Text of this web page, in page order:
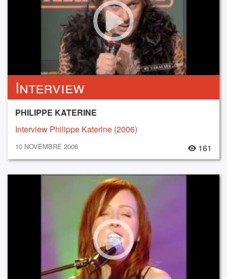
Interview
PHILIPPE KATERINE
Interview Philippe Katerine (2006)
10 NOVEMBRE 2006 161